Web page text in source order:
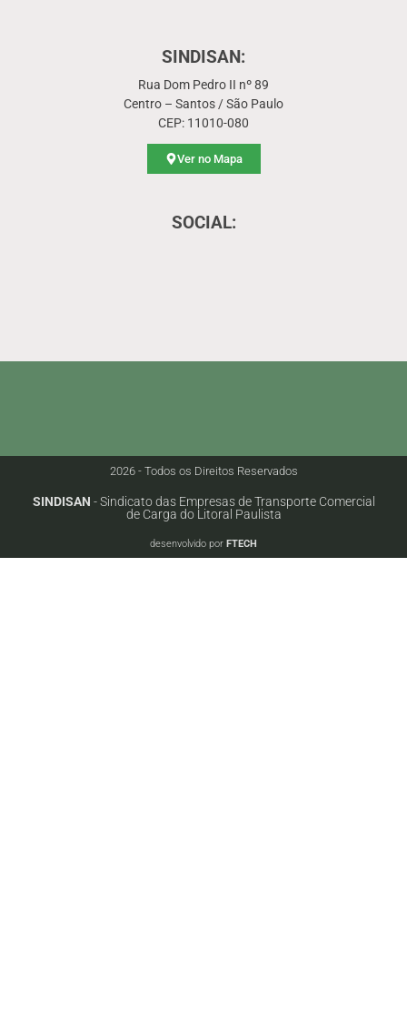
SINDISAN:
Rua Dom Pedro II nº 89
Centro – Santos / São Paulo
CEP: 11010-080
Ver no Mapa
SOCIAL:
2026 - Todos os Direitos Reservados
SINDISAN - Sindicato das Empresas de Transporte Comercial
de Carga do Litoral Paulista
desenvolvido por FTECH